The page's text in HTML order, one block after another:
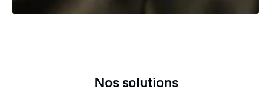
Nos solutions